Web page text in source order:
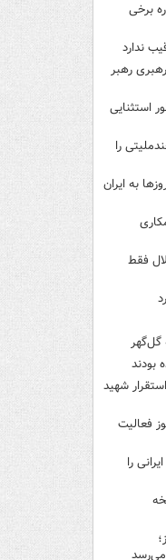
برخی
ندارد
ایران در ۱۶۰ روز رهبری رهبر
استثنایی
را
به ایران
فقط
گل‌گهر
بودند
شهید
فعالیت
را